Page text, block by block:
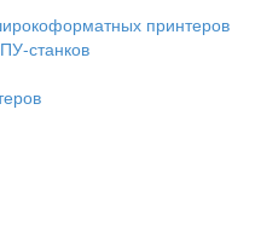
принтеров
станков